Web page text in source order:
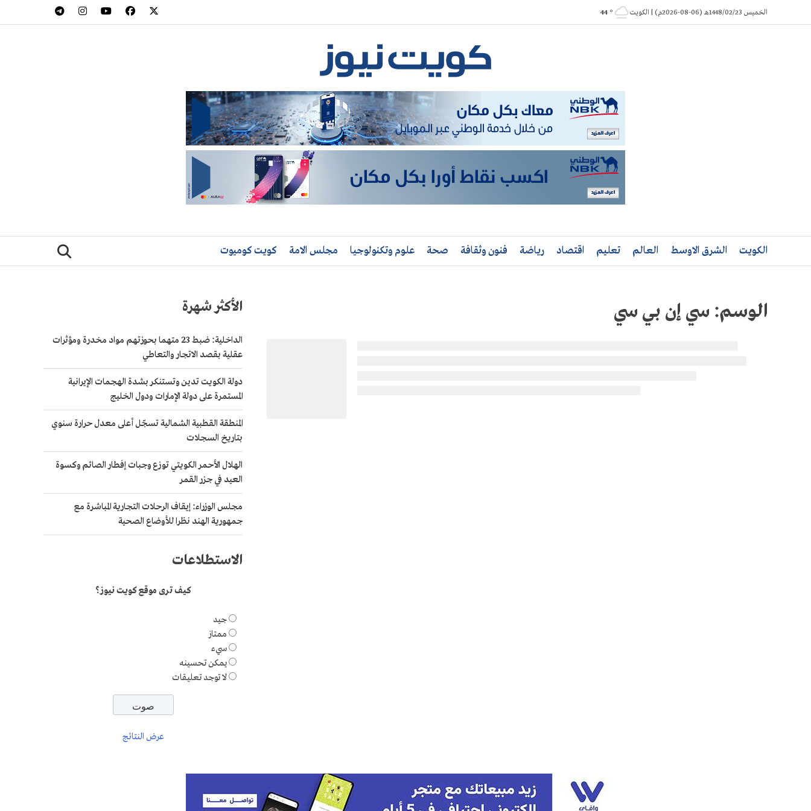
to
الخميس 1448/02/23هـ (06-08-2026م) | الكويت ° 44
الكويت الشرق الاوسط العالم تعليم اقتصاد رياضة فنون وثقافة صحة علوم وتكنولوجيا مجلس الامة كويت كوميوت
الوسم: سي إن بي سي الأكثر شهرة
الداخلية: ضبط 23 متهما بحوزتهم مواد مخدرة ومؤثرات
عقلية بقصد الاتجار والتعاطي
دولة الكويت تدين وتستنكر بشدة الهجمات الإيرانية
المستمرة على دولة الإمارات ودول الخليج
المنطقة القطبية الشمالية تسجّل أعلى معدل حرارة سنوي
بتاريخ السجلات
الهلال الأحمر الكويتي توزع وجبات إفطار الصائم وكسوة
العيد في جزر القمر
مجلس الوزراء: إيقاف الرحلات التجارية المباشرة مع
جمهورية الهند نظرا للأوضاع الصحية
الاستطلاعات
كيف ترى موقع كويت نيوز؟
جيد
ممتاز
سيء
يمكن تحسينه
لا توجد تعليقات
عرض النتائج